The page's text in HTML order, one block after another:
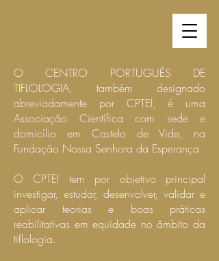
O CENTRO PORTUGUÊS DE
TIFLOLOGIA, também designado
abreviadamente por CPTEI, é uma
Associação Científica com sede e
domicílio em Castelo de Vide, na
Fundação Nossa Senhora da Esperança.
O CPTEI tem por objetivo principal
investigar, estudar, desenvolver, validar e
aplicar teorias e boas práticas
reabilitativas em equidade no âmbito da
tiflologia.